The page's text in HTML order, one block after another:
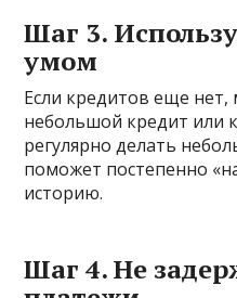
Шаг 3.
умом
Если кредитов еще
небольшой кредит или
регулярно делать
поможет постепенно
историю.
Шаг 4. Не